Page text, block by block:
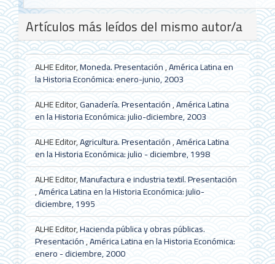
Detalles
del
artículo
Artículos más leídos del mismo autor/a
ALHE Editor,Moneda. Presentación,América Latina en
la Historia Económica: enero-junio, 2003
ALHE Editor,Ganadería. Presentación,América Latina
en la Historia Económica: julio-diciembre, 2003
ALHE Editor,Agricultura. Presentación,América Latina
en la Historia Económica: julio - diciembre, 1998
ALHE Editor,Manufactura e industria textil. Presentación
,América Latina en la Historia Económica: julio-
diciembre, 1995
ALHE Editor,Hacienda pública y obras públicas.
Presentación,América Latina en la Historia Económica:
enero - diciembre, 2000